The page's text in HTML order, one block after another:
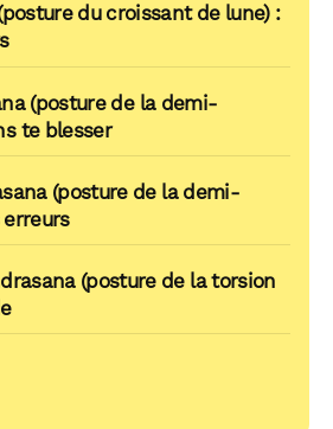
du croissant de lune) :
(posture de la demi-
te blesser
(posture de la demi-
erreurs
(posture de la torsion